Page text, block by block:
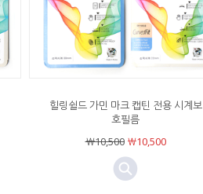
힐링쉴드 가민 마크 캡틴 전용 시계보
호필름
￦10,500￦10,500